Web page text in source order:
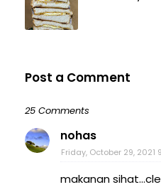
Post a Comment
25 Comments
nohas
Friday, October 29, 2021
makanan